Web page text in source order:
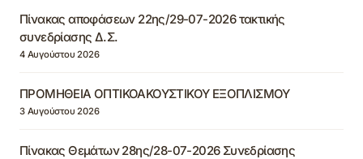
Πίνακας αποφάσεων 22ης/29-07-2026 τακτικής
συνεδρίασης Δ.Σ.
4 Αυγούστου 2026
ΠΡΟΜΗΘΕΙΑ ΟΠΤΙΚΟΑΚΟΥΣΤΙΚΟΥ ΕΞΟΠΛΙΣΜΟΥ
3 Αυγούστου 2026
Πίνακας Θεμάτων 28ης/28-07-2026 Συνεδρίασης